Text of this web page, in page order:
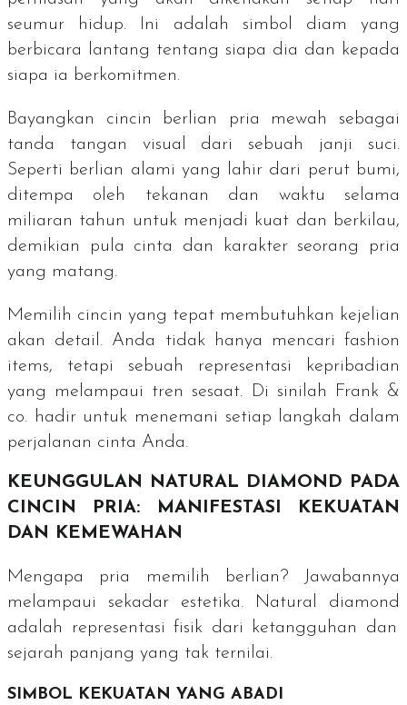
seumur hidup. Ini adalah simbol diam yang
berbicara lantang tentang siapa dia dan kepada
siapa ia berkomitmen.
Bayangkan cincin berlian pria mewah sebagai
tanda tangan visual dari sebuah janji suci.
Seperti berlian alami yang lahir dari perut bumi,
ditempa oleh tekanan dan waktu selama
miliaran tahun untuk menjadi kuat dan berkilau,
demikian pula cinta dan karakter seorang pria
yang matang.
Memilih cincin yang tepat membutuhkan kejelian
akan detail. Anda tidak hanya mencari fashion
items, tetapi sebuah representasi kepribadian
yang melampaui tren sesaat. Di sinilah Frank &
co. hadir untuk menemani setiap langkah dalam
perjalanan cinta Anda.
KEUNGGULAN NATURAL DIAMOND PADA
CINCIN PRIA: MANIFESTASI KEKUATAN
DAN KEMEWAHAN
Mengapa pria memilih berlian? Jawabannya
melampaui sekadar estetika. Natural diamond
adalah representasi fisik dari ketangguhan dan
sejarah panjang yang tak ternilai.
SIMBOL KEKUATAN YANG ABADI